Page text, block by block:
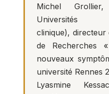
Michel
Universités
clinique), directeur
de Recherches
nouveaux
université Rennes
Lyasmine